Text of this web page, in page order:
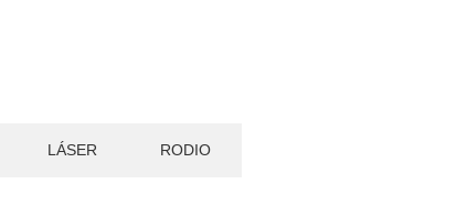
LÁSER RODIO